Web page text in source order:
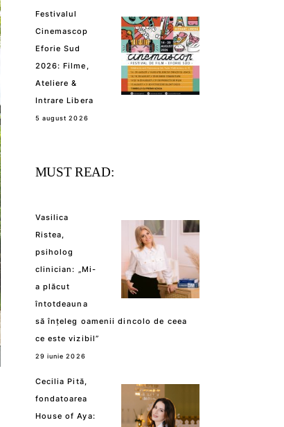
Festivalul
Cinemascop
Eforie Sud
2026: Filme,
Ateliere &
Intrare Libera
5 august 2026
MUST READ:
Vasilica
Ristea,
psiholog
clinician: „Mi-
a plăcut
întotdeauna
să înțeleg oamenii dincolo de ceea
ce este vizibil”
29 iunie 2026
Cecilia Pită,
fondatoarea
House of Aya: